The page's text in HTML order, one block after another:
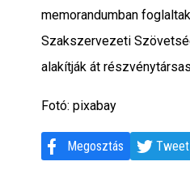
memorandumban
Szakszervezeti
alakítják át
Fotó: pixabay
Megosztás Tweet